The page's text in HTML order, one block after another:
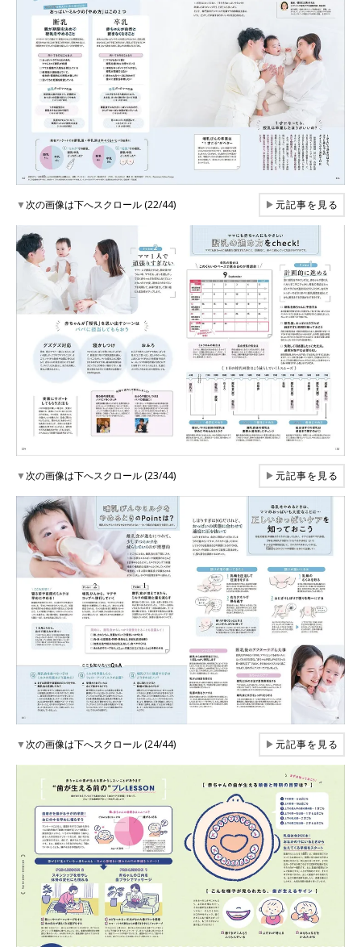
▼次の画像は下へスクロール (22/44) ▶元記事を見る
▼次の画像は下へスクロール (23/44) ▶元記事を見る
▼次の画像は下へスクロール (24/44) ▶元記事を見る